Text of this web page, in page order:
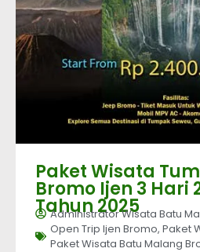
Paket Wisata
Bromo Ijen 3 Hari
Tahun 2025
Administrator Wisata Batu
Open Trip Ijen Bromo, Paket
Paket Wisata Batu Malang